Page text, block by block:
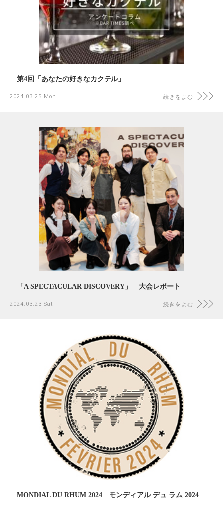
第4回「あなたの好きなカクテル」
2024.03.25 Mon 続きをよむ
「A SPECTACULAR DISCOVERY」 大会レポート
2024.03.23 Sat 続きをよむ
MONDIAL DU RHUM 2024 モンディアル デュ ラム 2024